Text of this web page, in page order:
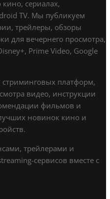
сериалах,
TV. Мы публикуем
трейлеры, обзоры
для вечернего просмотра,
Prime Video, Google
стриминговых платформ,
видео, инструкции
фильмов и
новинок кино и
трейлерами и
сервисов вместе с